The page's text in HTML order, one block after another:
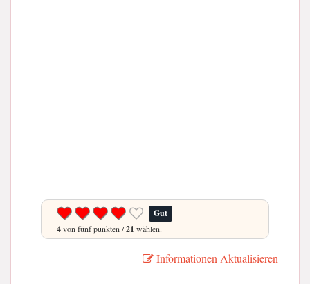
Gut
4von fünf punkten /21 wählen.
Informationen Aktualisieren